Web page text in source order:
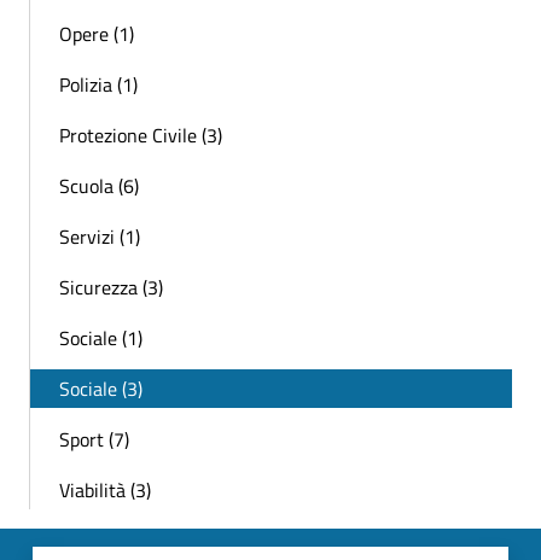
Opere (1)
Polizia (1)
Protezione Civile (3)
Scuola (6)
Servizi (1)
Sicurezza (3)
Sociale (1)
Sociale (3)
Sport (7)
Viabilità (3)